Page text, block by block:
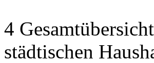
4
städtischen